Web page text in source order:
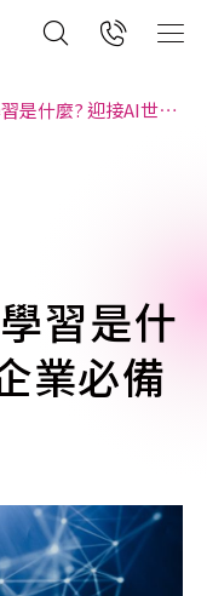
迎接AI世代企業必備知識!
習是什
業必備